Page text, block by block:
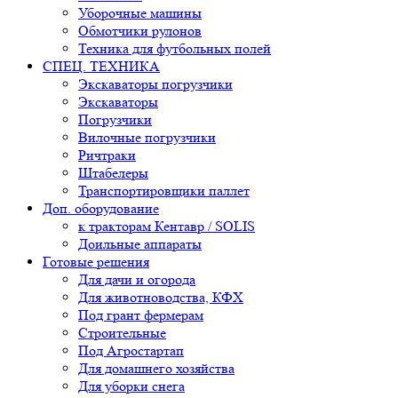
Уборочные машины
Обмотчики рулонов
Техника для футбольных полей
СПЕЦ. ТЕХНИКА
Экскаваторы погрузчики
Экскаваторы
Погрузчики
Вилочные погрузчики
Ричтраки
Штабелеры
Транспортировщики паллет
Доп. оборудование
к тракторам Кентавр / SOLIS
Доильные аппараты
Готовые решения
Для дачи и огорода
Для животноводства, КФХ
Под грант фермерам
Строительные
Под Агростартап
Для домашнего хозяйства
Для уборки снега